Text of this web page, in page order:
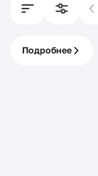
Подробнее